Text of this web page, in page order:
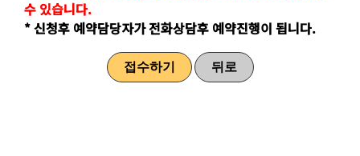
수 있습니다.
* 신청후 예약담당자가 전화상담후 예약진행이 됩니다.